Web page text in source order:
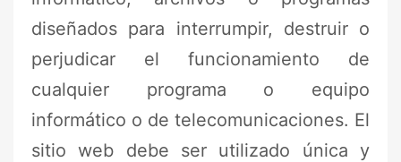
diseñados para interrumpir, destruir o
perjudicar el funcionamiento de
cualquier programa o equipo
informático o de telecomunicaciones. El
sitio web debe ser utilizado única y